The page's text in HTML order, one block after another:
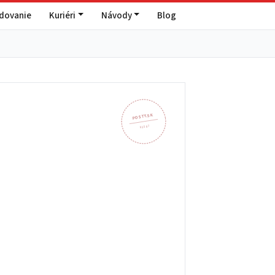
Kuriéri Návody Blog
POSTY.SK
935 87